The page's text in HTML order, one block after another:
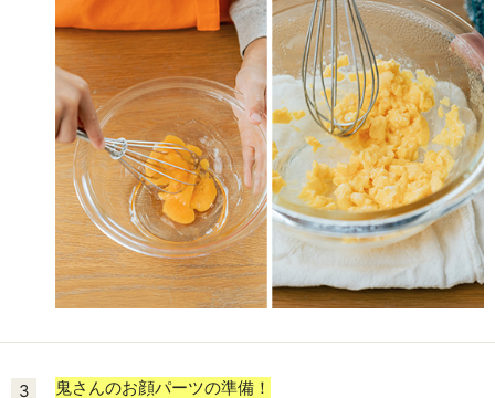
3
鬼さんのお顔パーツの準備！